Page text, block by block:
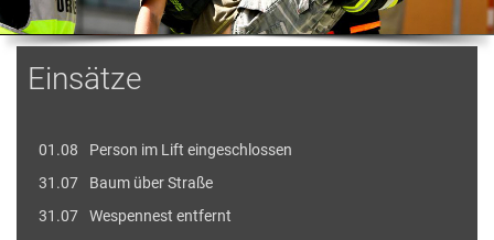
Einsätze
01.08
Person im Lift eingeschlossen
31.07
Baum über Straße
31.07
Wespennest entfernt